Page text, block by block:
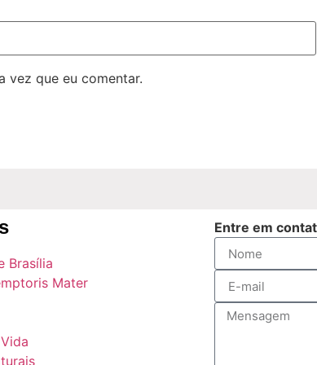
vez que eu comentar.
Brasília
Mater
Entre em